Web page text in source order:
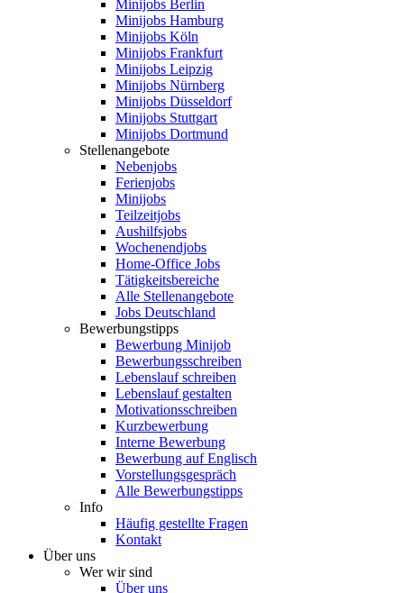
Minijobs Berlin
Minijobs Hamburg
Minijobs Köln
Minijobs Frankfurt
Minijobs Leipzig
Minijobs Nürnberg
Minijobs Düsseldorf
Minijobs Stuttgart
Minijobs Dortmund
Stellenangebote
Nebenjobs
Ferienjobs
Minijobs
Teilzeitjobs
Aushilfsjobs
Wochenendjobs
Home-Office Jobs
Tätigkeitsbereiche
Alle Stellenangebote
Jobs Deutschland
Bewerbungstipps
Bewerbung Minijob
Bewerbungsschreiben
Lebenslauf schreiben
Lebenslauf gestalten
Motivationsschreiben
Kurzbewerbung
Interne Bewerbung
Bewerbung auf Englisch
Vorstellungsgespräch
Alle Bewerbungstipps
Info
Häufig gestellte Fragen
Kontakt
Über uns
Wer wir sind
Über uns